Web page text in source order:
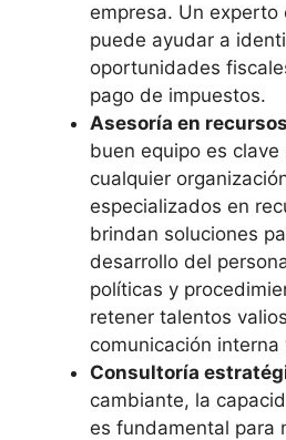
empresa. Un experto
puede ayudar a
oportunidades
pago de impuestos.
Asesoría en
buen equipo es
cualquier
especializados en
brindan soluciones
desarrollo del
políticas y
retener talentos
comunicación interna
Consultoría
cambiante, la
es fundamental para